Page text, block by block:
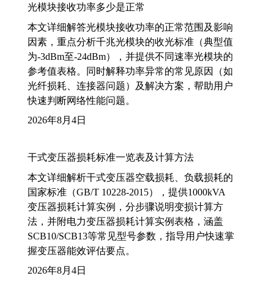
光模块接收功率多少是正常
本文详细解答光模块接收功率的正常范围及影响
因素，重点分析千兆光模块的收光标准（典型值
为-3dBm至-24dBm），并提供不同速率光模块的
参考值表格。同时解释功率异常的常见原因（如
光纤损耗、连接器问题）及解决方案，帮助用户
快速判断网络性能问题。
2026年8月4日
干式变压器损耗标准一览表及计算方法
本文详细解析干式变压器空载损耗、负载损耗的
国家标准（GB/T 10228-2015），提供1000kVA
变压器损耗计算实例，分步骤说明变损计算方
法，并附电力变压器损耗计算实例表格，涵盖
SCB10/SCB13等常见型号参数，指导用户快速掌
握变压器能效评估要点。
2026年8月4日